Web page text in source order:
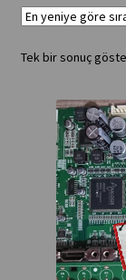
Tek bir sonuç